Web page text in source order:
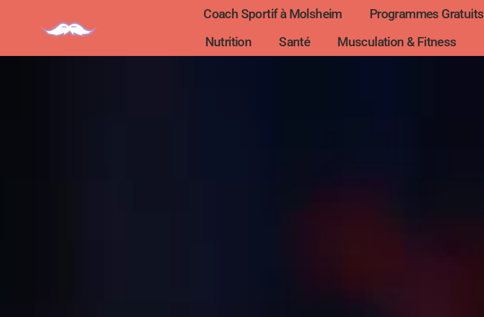
Coach Sportif à Molsheim Programmes Gratuits
Nutrition
Santé Musculation & Fitness